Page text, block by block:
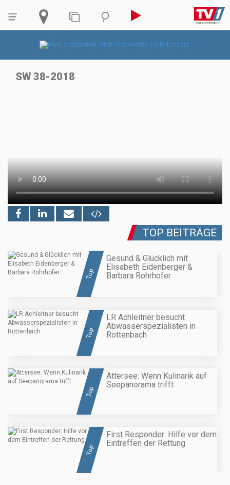
SW 38-2018
TOP BEITRÄGE
Top
Gesund & Glücklich mit
Elisabeth Eidenberger &
Barbara Rohrhofer
Top
LR Achleitner besucht
Abwasserspezialisten in
Rottenbach
Top
Attersee: Wenn Kulinarik auf
Seepanorama trifft
Top
First Responder: Hilfe vor dem
Eintreffen der Rettung